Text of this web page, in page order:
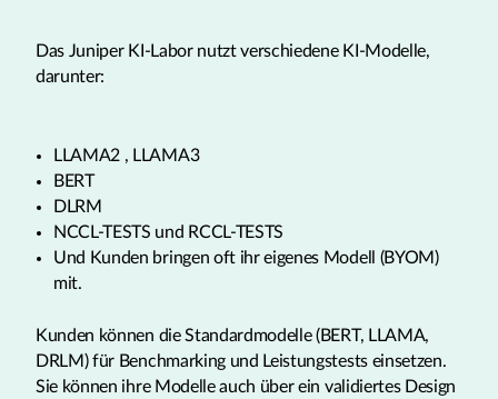
Das Juniper KI-Labor nutzt verschiedene KI-Modelle,
darunter:
LLAMA2 , LLAMA3
BERT
DLRM
NCCL-TESTS und RCCL-TESTS
Und Kunden bringen oft ihr eigenes Modell (BYOM)
mit.
Kunden können die Standardmodelle (BERT, LLAMA,
DRLM) für Benchmarking und Leistungstests einsetzen.
Sie können ihre Modelle auch über ein validiertes Design